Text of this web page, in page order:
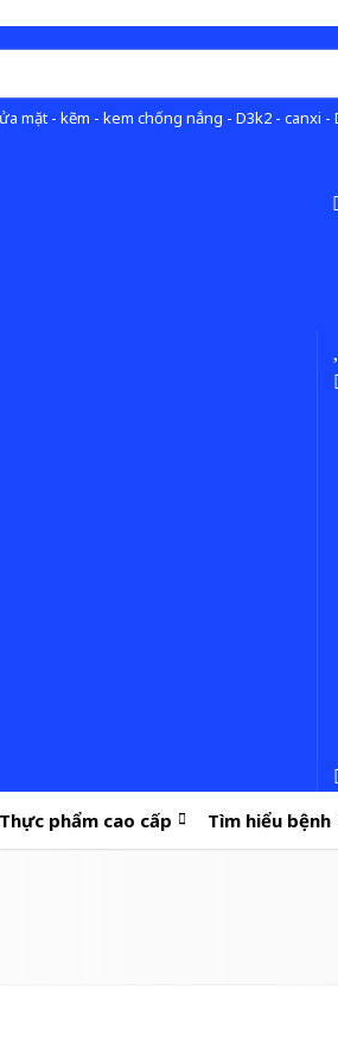
mặt - kẽm - kem chống nắng - D3k2 - canxi -
phẩm cao cấp Tìm hiểu bệnh